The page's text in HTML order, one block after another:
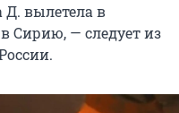
Д. вылетела в
Сирию, — следует из